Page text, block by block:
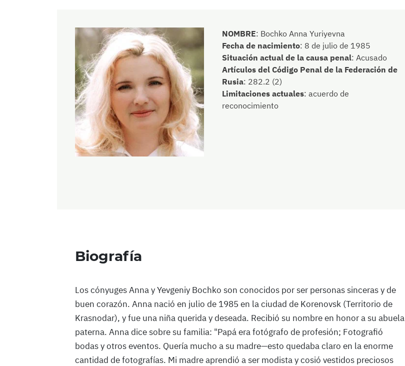
NOMBRE: Bochko Anna Yuriyevna
Fecha de nacimiento: 8 de julio de 1985
Situación actual de la causa penal: Acusado
Artículos del Código Penal de la Federación de
Rusia: 282.2 (2)
Limitaciones actuales:acuerdo de
reconocimiento
Biografía
Los cónyuges Anna y Yevgeniy Bochko son conocidos por ser personas sinceras y de
buen corazón. Anna nació en julio de 1985 en la ciudad de Korenovsk (Territorio de
Krasnodar), y fue una niña querida y deseada. Recibió su nombre en honor a su abuela
paterna. Anna dice sobre su familia: "Papá era fotógrafo de profesión; Fotografió
bodas y otros eventos. Quería mucho a su madre—esto quedaba claro en la enorme
cantidad de fotografías. Mi madre aprendió a ser modista y cosió vestidos preciosos